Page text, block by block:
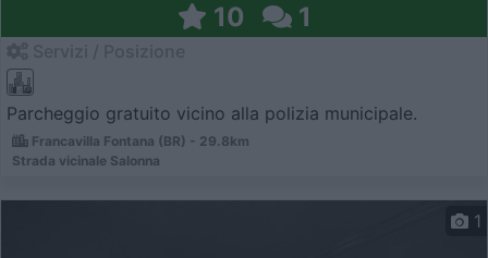
10 1
Parcheggio gratuito vicino alla polizia municipale.
Francavilla Fontana (BR) - 29.8km
Strada vicinale Salonna
1